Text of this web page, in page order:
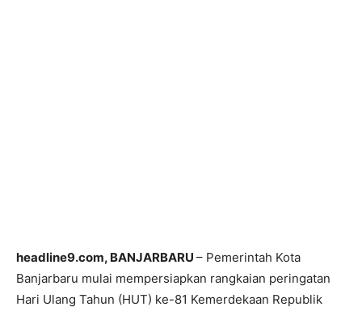
headline9.com, BANJARBARU – Pemerintah Kota
Banjarbaru mulai mempersiapkan rangkaian peringatan
Hari Ulang Tahun (HUT) ke-81 Kemerdekaan Republik